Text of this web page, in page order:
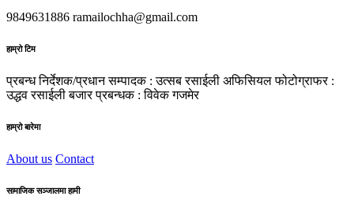
9849631886 ramailochha@gmail.com
हाम्रो टिम
प्रबन्ध निर्देशक/प्रधान सम्पादक : उत्सब रसाईली अफिसियल फोटोग्राफर :
उद्धव रसाईली बजार प्रबन्धक : विवेक गजमेर
हाम्रो बारेमा
About us Contact
सामाजिक सञ्जालमा हामी